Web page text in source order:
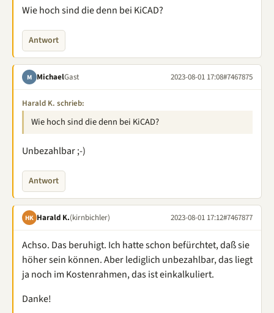
Wie hoch sind die denn bei KiCAD?
Antwort
M MichaelGast 2023-08-01 17:08#7467875
Harald K. schrieb:
Wie hoch sind die denn bei KiCAD?
Unbezahlbar ;-)
Antwort
HK Harald K.(kirnbichler) 2023-08-01 17:12#7467877
Achso. Das beruhigt. Ich hatte schon befürchtet, daß sie
höher sein können. Aber lediglich unbezahlbar, das liegt
ja noch im Kostenrahmen, das ist einkalkuliert.
Danke!